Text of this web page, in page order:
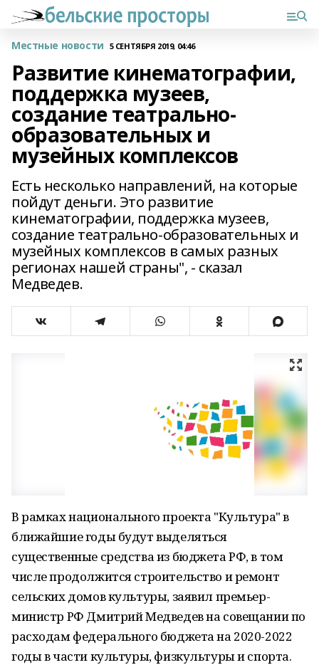
Местные новости 5 СЕНТЯБРЯ 2019, 04:46
Развитие кинематографии,
поддержка музеев,
создание театрально-
образовательных и
музейных комплексов
Есть несколько направлений, на которые
пойдут деньги. Это развитие
кинематографии, поддержка музеев,
создание театрально-образовательных и
музейных комплексов в самых разных
регионах нашей страны", - сказал
Медведев.
В рамках национального проекта "Культура" в
ближайшие годы будут выделяться
существенные средства из бюджета РФ, в том
числе продолжится строительство и ремонт
сельских домов культуры, заявил премьер-
министр РФ Дмитрий Медведев на совещании по
расходам федерального бюджета на 2020-2022
годы в части культуры, физкультуры и спорта.